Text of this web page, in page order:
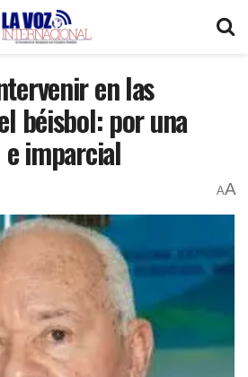
en las
béisbol: por una
imparcial
AA